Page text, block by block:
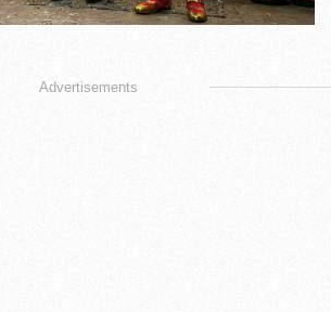
Advertisements